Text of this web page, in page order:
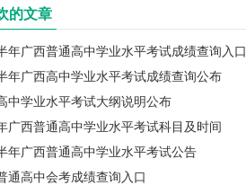
的文章
年广西普通高中学业水平考试成绩查询入口
年广西高中学业水平考试成绩查询公布
中学业水平考试大纲说明公布
广西普通高中学业水平考试科目及时间
年广西普通高中学业水平考试公告
通高中会考成绩查询入口